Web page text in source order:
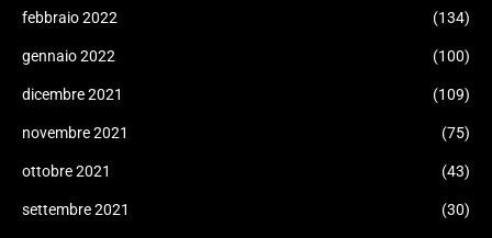
febbraio 2022 (134)
gennaio 2022 (100)
dicembre 2021 (109)
novembre 2021 (75)
ottobre 2021 (43)
settembre 2021 (30)